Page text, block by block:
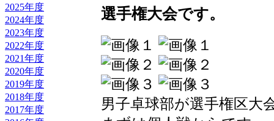
2025年度
2024年度
2023年度
2022年度
2021年度
2020年度
2019年度
2018年度
2017年度
選手権大会です。
男子卓球部が選手権区大